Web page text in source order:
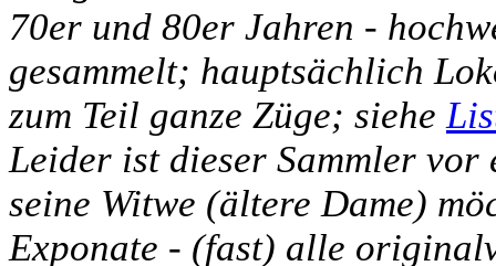
70er und 80er Jahren -
gesammelt; hauptsächlich
zum Teil ganze Züge; siehe
Leider ist dieser Sammler
seine Witwe (ältere Dame)
Exponate - (fast) alle